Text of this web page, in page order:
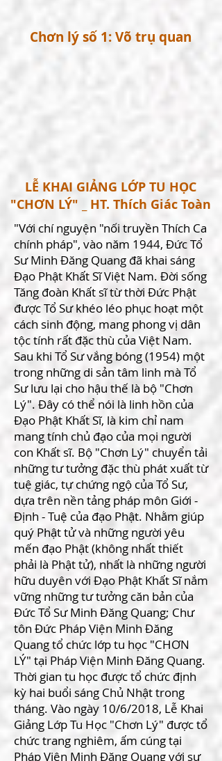
Chơn lý số 1: Võ trụ quan
LỄ KHAI GIẢNG LỚP TU HỌC
"CHƠN LÝ" _ HT. Thích Giác Toàn
"Với chí nguyện "nối truyền Thích Ca
chính pháp", vào năm 1944, Đức Tổ
Sư Minh Đăng Quang đã khai sáng
Đạo Phật Khất Sĩ Việt Nam. Đời sống
Tăng đoàn Khất sĩ từ thời Đức Phật
được Tổ Sư khéo léo phục hoạt một
cách sinh động, mang phong vị dân
tộc tính rất đặc thù của Việt Nam.
Sau khi Tổ Sư vắng bóng (1954) một
trong những di sản tâm linh mà Tổ
Sư lưu lại cho hậu thế là bộ "Chơn
Lý". Đây có thể nói là linh hồn của
Đạo Phật Khất Sĩ, là kim chỉ nam
mang tính chủ đạo của mọi người
con Khất sĩ. Bộ "Chơn Lý" chuyển tải
những tư tưởng đặc thù phát xuất từ
tuệ giác, tự chứng ngộ của Tổ Sư,
dựa trên nền tảng pháp môn Giới -
Định - Tuệ của đạo Phật. Nhằm giúp
quý Phật tử và những người yêu
mến đạo Phật (không nhất thiết
phải là Phật tử), nhất là những người
hữu duyên với Đạo Phật Khất Sĩ nắm
vững những tư tưởng căn bản của
Đức Tổ Sư Minh Đăng Quang; Chư
tôn Đức Pháp Viện Minh Đăng
Quang tổ chức lớp tu học "CHƠN
LÝ" tại Pháp Viện Minh Đăng Quang.
Thời gian tu học được tổ chức định
kỳ hai buổi sáng Chủ Nhật trong
tháng. Vào ngày 10/6/2018, Lễ Khai
Giảng Lớp Tu Học "Chơn Lý" được tổ
chức trang nghiêm, ấm cúng tại
Pháp Viện Minh Đăng Quang với sự